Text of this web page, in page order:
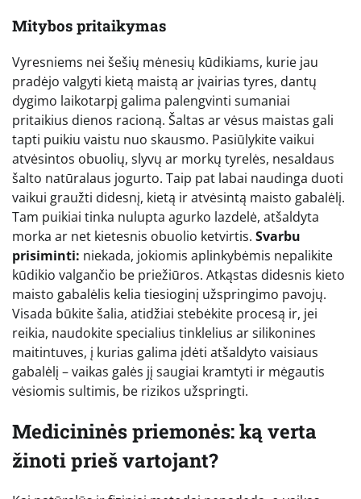
Mitybos pritaikymas
Vyresniems nei šešių mėnesių kūdikiams, kurie jau
pradėjo valgyti kietą maistą ar įvairias tyres, dantų
dygimo laikotarpį galima palengvinti sumaniai
pritaikius dienos racioną. Šaltas ar vėsus maistas gali
tapti puikiu vaistu nuo skausmo. Pasiūlykite vaikui
atvėsintos obuolių, slyvų ar morkų tyrelės, nesaldaus
šalto natūralaus jogurto. Taip pat labai naudinga duoti
vaikui graužti didesnį, kietą ir atvėsintą maisto gabalėlį.
Tam puikiai tinka nulupta agurko lazdelė, atšaldyta
morka ar net kietesnis obuolio ketvirtis. Svarbu
prisiminti: niekada, jokiomis aplinkybėmis nepalikite
kūdikio valgančio be priežiūros. Atkąstas didesnis kieto
maisto gabalėlis kelia tiesioginį užspringimo pavojų.
Visada būkite šalia, atidžiai stebėkite procesą ir, jei
reikia, naudokite specialius tinklelius ar silikonines
maitintuves, į kurias galima įdėti atšaldyto vaisiaus
gabalėlį – vaikas galės jį saugiai kramtyti ir mėgautis
vėsiomis sultimis, be rizikos užspringti.
Medicininės priemonės: ką verta
žinoti prieš vartojant?